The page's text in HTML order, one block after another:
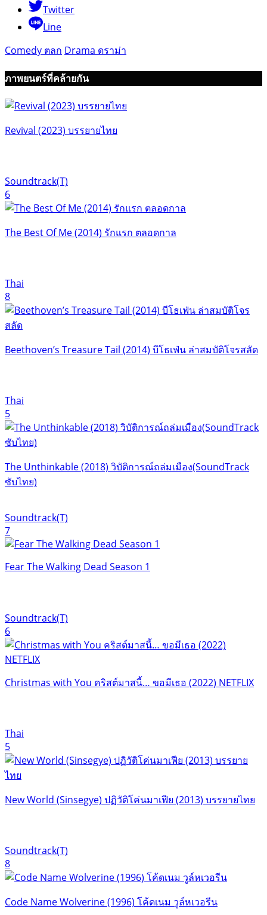
Twitter
Line
Comedy ตลก Drama ดราม่า
ภาพยนตร์ที่คล้ายกัน
Revival (2023) บรรยายไทย
Soundtrack(T)
6
The Best Of Me (2014) รักแรก ตลอดกาล
Thai
8
Beethoven’s Treasure Tail (2014) บีโธเฟ่น ล่าสมบัติโจรสลัด
Thai
5
The Unthinkable (2018) วิบัติการณ์ถล่มเมือง(SoundTrack
ซับไทย)
Soundtrack(T)
7
Fear The Walking Dead Season 1
Soundtrack(T)
6
Christmas with You คริสต์มาสนี้… ขอมีเธอ (2022) NETFLIX
Thai
5
New World (Sinsegye) ปฏิวัติโค่นมาเฟีย (2013) บรรยายไทย
Soundtrack(T)
8
Code Name Wolverine (1996) โค้ดเนม วูล์หเวอรีน